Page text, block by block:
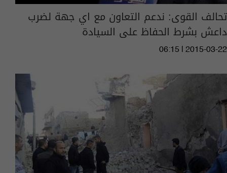
تحالف القوى: ندعم التعاون مع اي جهة لضرب
داعش بشرط الحفاظ على السيادة
06:15 | 2015-03-22